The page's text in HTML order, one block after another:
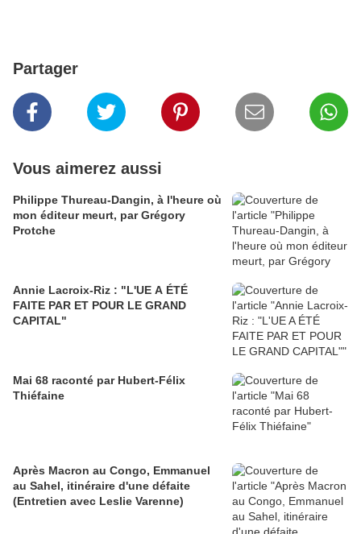
Partager
Vous aimerez aussi
Philippe Thureau-Dangin, à l'heure où
mon éditeur meurt, par Grégory
Protche
Annie Lacroix-Riz : "L'UE A ÉTÉ
FAITE PAR ET POUR LE GRAND
CAPITAL"
Mai 68 raconté par Hubert-Félix
Thiéfaine
Après Macron au Congo, Emmanuel
au Sahel, itinéraire d'une défaite
(Entretien avec Leslie Varenne)